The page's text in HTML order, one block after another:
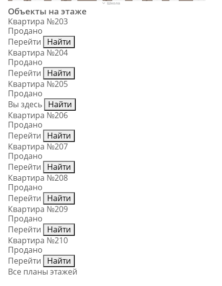
Школа
Объекты на этаже
Квартира №203
Продано
Перейти
Найти
Квартира №204
Продано
Перейти
Найти
Квартира №205
Продано
Вы здесь Найти
Квартира №206
Продано
Перейти
Найти
Квартира №207
Продано
Перейти
Найти
Квартира №208
Продано
Перейти
Найти
Квартира №209
Продано
Перейти
Найти
Квартира №210
Продано
Перейти
Найти
Все планы этажей